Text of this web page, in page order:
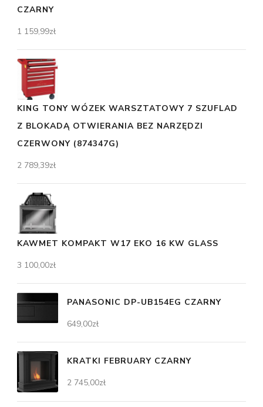
CZARNY
1 159,99zł
KING TONY WÓZEK WARSZTATOWY 7 SZUFLAD
Z BLOKADĄ OTWIERANIA BEZ NARZĘDZI
CZERWONY (874347G)
2 789,39zł
KAWMET KOMPAKT W17 EKO 16 KW GLASS
3 100,00zł
PANASONIC DP-UB154EG CZARNY
649,00zł
KRATKI FEBRUARY CZARNY
2 745,00zł